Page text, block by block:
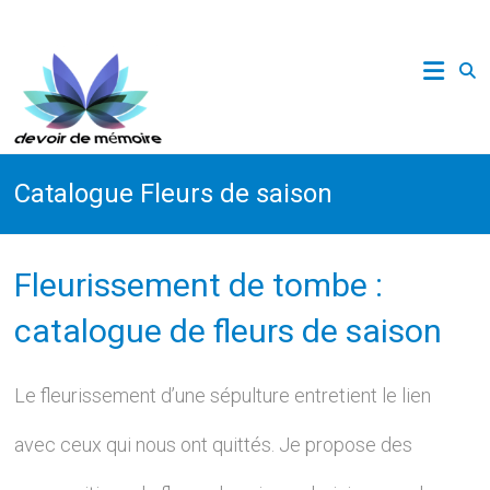
content
Catalogue Fleurs de saison
Fleurissement de tombe :
catalogue de fleurs de saison
Le fleurissement d’une sépulture entretient le lien
avec ceux qui nous ont quittés. Je propose des